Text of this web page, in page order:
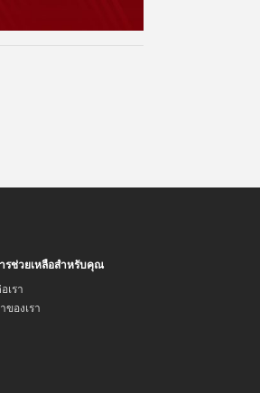
รช่วยเหลือสำหรับคุณ
เรา
ของเรา